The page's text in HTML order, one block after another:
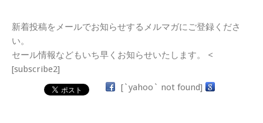
新着投稿をメールでお知らせするメルマガにご登録くださ
い。
セール情報などもいち早くお知らせいたします。 <
[subscribe2]
[`yahoo` not found]